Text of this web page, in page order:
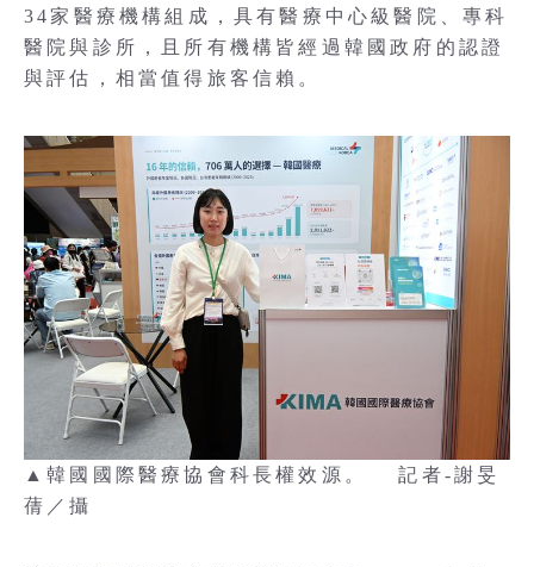
34家醫療機構組成，具有醫療中心級醫院、專科
醫院與診所，且所有機構皆經過韓國政府的認證
與評估，相當值得旅客信賴。
▲韓國國際醫療協會科長權效源。 記者-謝旻
蒨／攝